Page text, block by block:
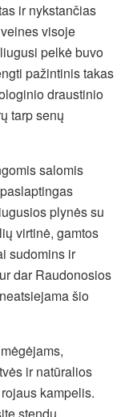
ir nykstančias
visoje
pelkė buvo
pažintinis takas
draustinio
tarp senų
salomis
plynės su
virtinė, gamtos
sudomins ir
dar Raudonosios
šio
ir natūralios
kampelis.